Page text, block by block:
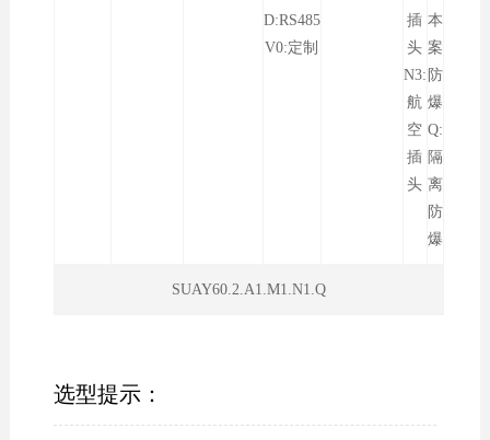
D:RS485
V0:定制
插
头
N3:
航
空
插
头
本
案
防
爆
Q:
隔
离
防
爆
SUAY60.2.A1.M1.N1.Q
选型提示：